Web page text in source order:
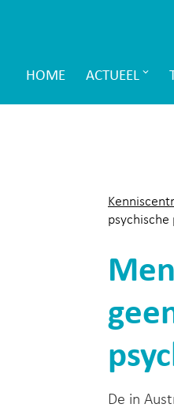
Main
HOME ACTUEEL
De in